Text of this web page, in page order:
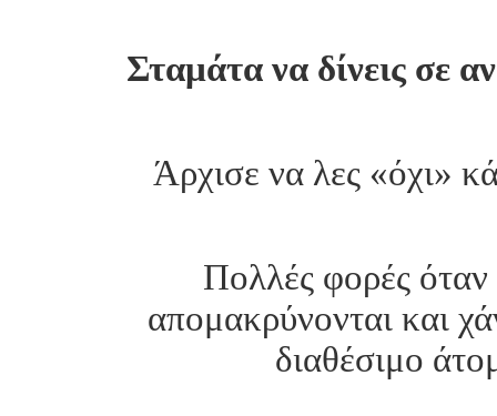
Σταμάτα να δίνεις σε
Άρχισε να λες «όχι»
Πολλές φορές
απομακρύνονται και
διαθέσιμο